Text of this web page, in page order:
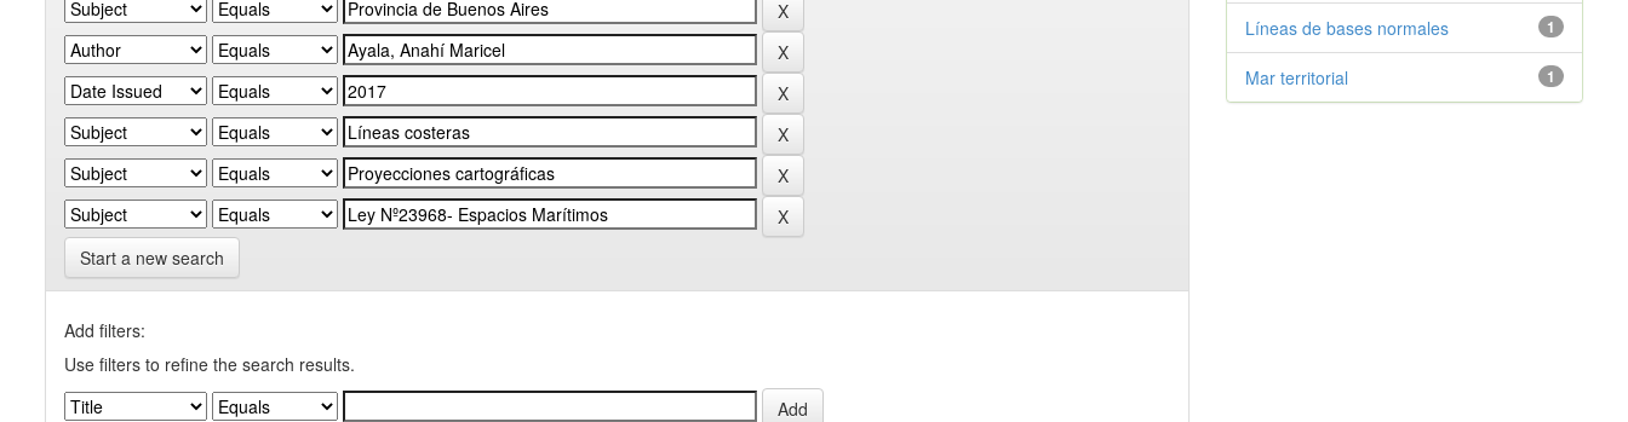
Start a new search
Add filters:
Use filters to refine the search results.
1
Líneas de bases normales
1
Mar territorial